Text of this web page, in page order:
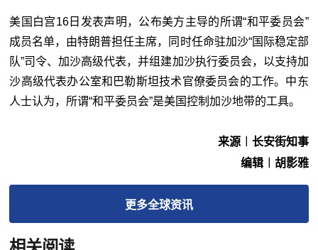
美国白宫16日发表声明，公布美方主导的所谓“和平委员会”
成员名单，由特朗普担任主席，同时任命驻加沙“国际稳定部
队”司令、加沙高级代表，并组建加沙执行委员会，以支持加
沙高级代表办公室和巴勒斯坦技术官僚委员会的工作。中东
人士认为，所谓“和平委员会”是美国控制加沙地带的工具。
来源︱长安街知事
编辑︱胡影雅
更多全球资讯